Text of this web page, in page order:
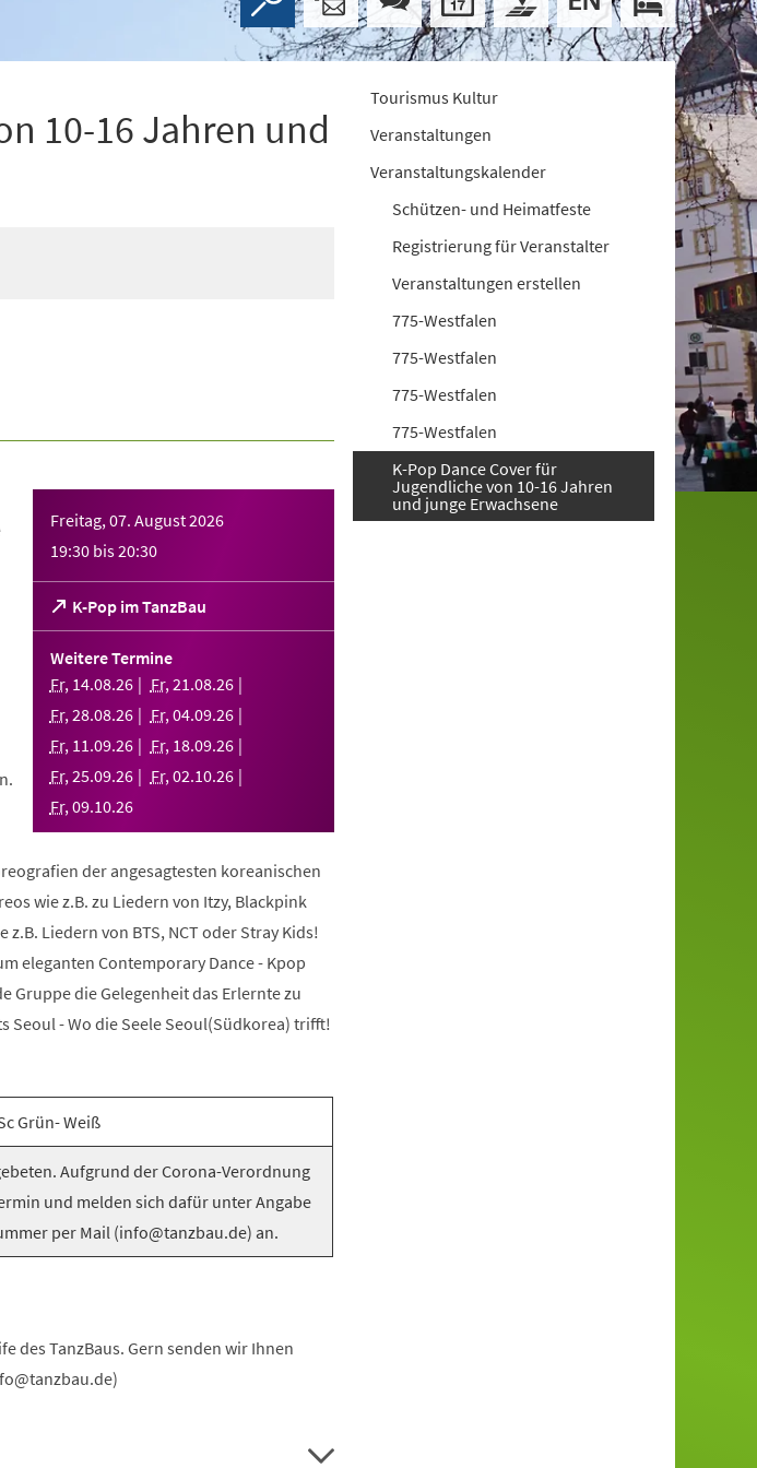
10-16 Jahren und
Freitag, 07. August 2026
19:30 bis20:30
K-Pop im TanzBau
(Öffnet
in
einem
Tab)
Weitere Termine
Fr, 14.08.26 Fr,21.08.26
Fr,28.08.26 Fr,04.09.26
Fr, 11.09.26 Fr, 18.09.26
Fr,25.09.26 Fr,02.10.26
Fr,09.10.26
der angesagtesten koreanischen
wie z.B. zu Liedern von Itzy, Blackpink
Liedern von BTS, NCT oder Stray Kids!
eleganten Contemporary Dance - Kpop
Gruppe die Gelegenheit das Erlernte zu
Seoul - Wo die Seele Seoul(Südkorea) trifft!
Grün- Weiß
Aufgrund der Corona-Verordnung
und melden sich dafür unter Angabe
per Mail (info@tanzbau.de) an.
des TanzBaus. Gern senden wir Ihnen
Tourismus Kultur
Veranstaltungen
Veranstaltungskalender
Schützen- und Heimatfeste
Registrierung für Veranstalter
Veranstaltungen erstellen
775-Westfalen
775-Westfalen
775-Westfalen
775-Westfalen
K-Pop Dance Cover für
Jugendliche von 10-16 Jahren
und junge Erwachsene